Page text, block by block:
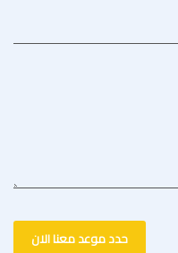
حدد موعد معنا الان